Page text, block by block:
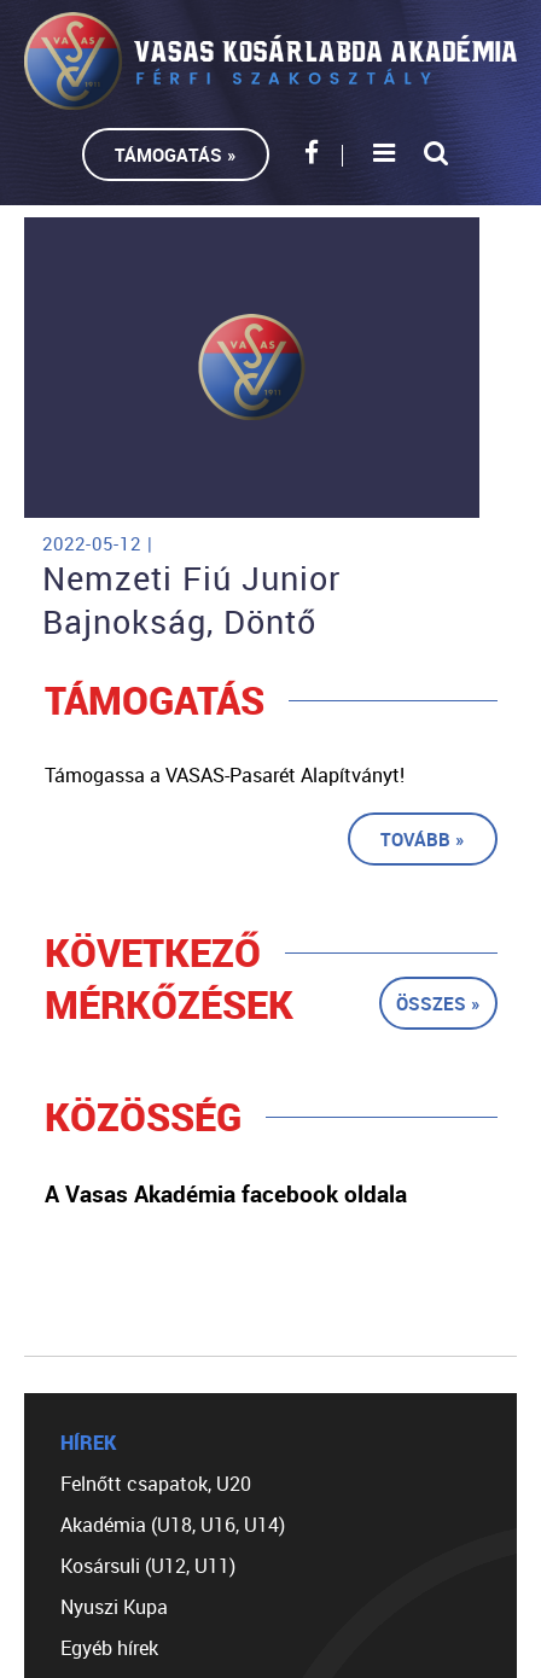
TÁMOGATÁS »
2022-05-12 |
Nemzeti Fiú Junior
Bajnokság, Döntő
TÁMOGATÁS
Támogassa a VASAS-Pasarét Alapítványt!
TOVÁBB »
KÖVETKEZŐ
MÉRKŐZÉSEK
ÖSSZES »
KÖZÖSSÉG
A Vasas Akadémia facebook oldala
HÍREK
Felnőtt csapatok, U20
Akadémia (U18, U16, U14)
Kosársuli (U12, U11)
Nyuszi Kupa
Egyéb hírek